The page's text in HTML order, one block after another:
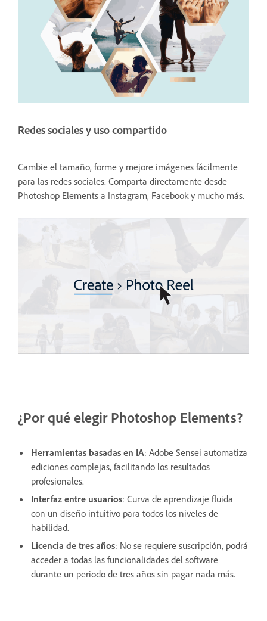
Redes sociales y uso compartido
Cambie el tamaño, forme y mejore imágenes fácilmente
para las redes sociales. Comparta directamente desde
Photoshop Elements a Instagram, Facebook y mucho más.
¿Por qué elegir Photoshop Elements?
Herramientas basadas en IA: Adobe Sensei automatiza
ediciones complejas, facilitando los resultados
profesionales.
Interfaz entre usuarios: Curva de aprendizaje fluida
con un diseño intuitivo para todos los niveles de
habilidad.
Licencia de tres años: No se requiere suscripción, podrá
acceder a todas las funcionalidades del software
durante un periodo de tres años sin pagar nada más.